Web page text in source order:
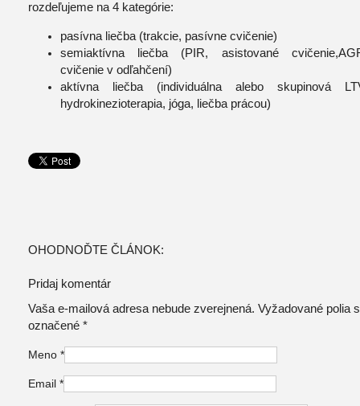
rozdeľujeme na 4 kategórie:
pasívna liečba (trakcie, pasívne cvičenie)
semiaktívna liečba (PIR, asistované
cvičenie v odľahčení)
aktívna liečba (individuálna alebo skupinová
hydrokinezioterapia, jóga, liečba prácou)
OHODNOĎTE ČLÁNOK:
Pridaj komentár
Vaša e-mailová adresa nebude zverejnená. Vyžadované polia
označené *
Meno *
Email *